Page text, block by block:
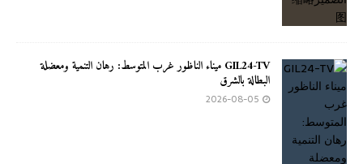
GIL24-TV ميناء الناظور غرب المتوسط: رهان التنمية ومعضلة
البطالة بالشرق
2026-08-05